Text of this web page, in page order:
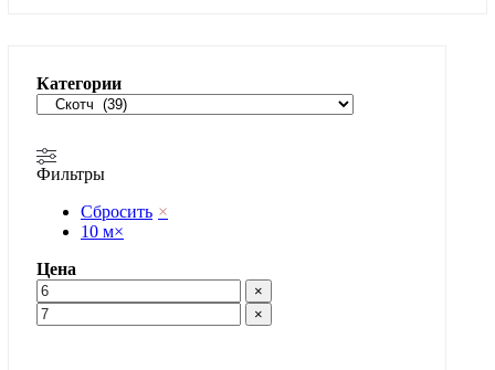
Категории
Фильтры
Сбросить ×
10 м×
Цена
×
×